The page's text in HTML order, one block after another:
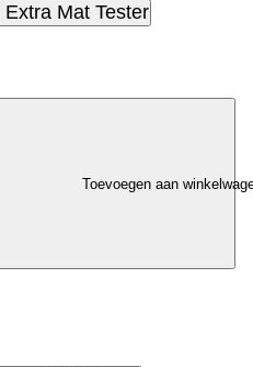
Mat Tester
Toevoegen aan